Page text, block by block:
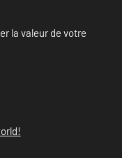
la valeur de votre